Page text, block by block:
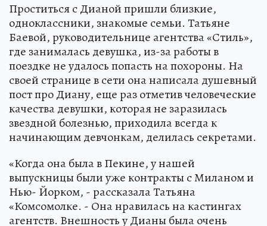
Проститься с Дианой пришли близкие,
одноклассники, знакомые семьи. Татьяне
Баевой, руководительнице агентства «Стиль»,
где занималась девушка, из-за работы в
поездке не удалось попасть на похороны. На
своей странице в сети она написала душевный
пост про Диану, еще раз отметив человеческие
качества девушки, которая не заразилась
звездной болезнью, приходила всегда к
начинающим девчонкам, делилась секретами.
«Когда она была в Пекине, у нашей
выпускницы были уже контракты с Миланом и
Нью- Йорком, - рассказала Татьяна
«Комсомолке. - Она нравилась на кастингах
агентств. Внешность у Дианы была очень